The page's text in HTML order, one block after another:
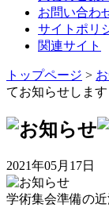
お問い合わ
サイトポリ
関連サイト
トップページ >
てお知らせします
2021年05月17日
学術集会準備の